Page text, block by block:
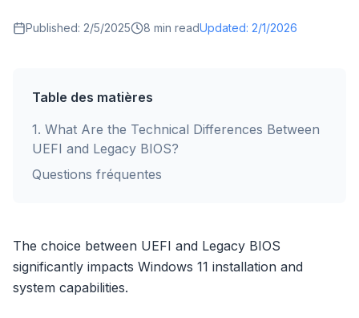
Published: 2/5/2025 8 min readUpdated: 2/1/2026
Table des matières
1. What Are the Technical Differences Between
UEFI and Legacy BIOS?
Questions fréquentes
The choice between UEFI and Legacy BIOS
significantly impacts Windows 11 installation and
system capabilities.